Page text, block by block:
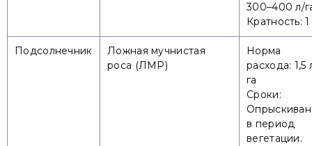
300–400 л/
Кратность: 1
Подсолнечник
Ложная мучнистая
роса (ЛМР)
Норма
расхода: 1,5
га
Сроки:
в период
вегетации.